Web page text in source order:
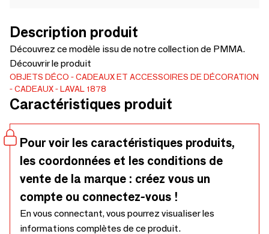
Description produit
Découvrez ce modèle issu de notre collection de PMMA.
Découvrir le produit
OBJETS DÉCO
CADEAUX ET ACCESSOIRES DE DÉCORATION
CADEAUX
LAVAL 1878
Caractéristiques produit
Pour voir les caractéristiques produits,
les coordonnées et les conditions de
vente de la marque : créez vous un
compte ou connectez-vous !
En vous connectant, vous pourrez visualiser les
informations complètes de ce produit.